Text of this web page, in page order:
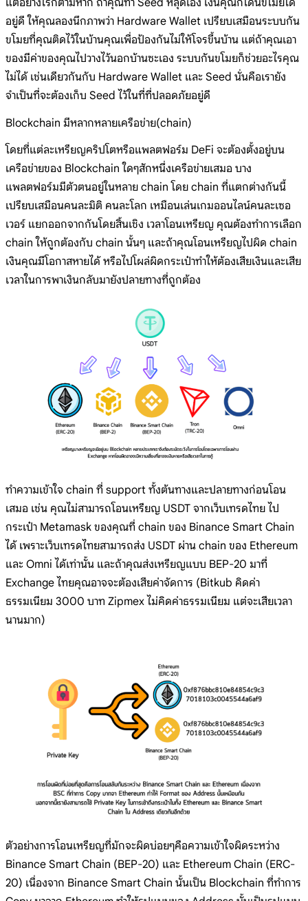
แต่อย่างไรก็ตามหาก ถ้าคุณทำ Seed หลุดเอง เงินคุณก็โดนขโมยได้
อยู่ดี ให้คุณลองนึกภาพว่า Hardware Wallet เปรียบเสมือนระบบกัน
ขโมยที่คุณติดไว้ในบ้านคุณเพื่อป้องกันไม่ให้โจรขึ้นบ้าน แต่ถ้าคุณเอา
ของมีค่าของคุณไปวางไว้นอกบ้านซะเอง ระบบกันขโมยก็ช่วยอะไรคุณ
ไม่ได้ เช่นเดียวกันกับ Hardware Wallet และ Seed นั่นคือเรายัง
จำเป็นที่จะต้องเก็บ Seed ไว้ในที่ที่ปลอดภัยอยู่ดี
Blockchain มีหลากหลายเครือข่าย(chain)
โดยที่แต่ละเหรียญคริปโตหรือแพลตฟอร์ม DeFi จะต้องตั้งอยู่บน
เครือข่ายของ Blockchain ใดๆสักหนึ่งเครือข่ายเสมอ บาง
แพลตฟอร์มมีตัวตนอยู่ในหลาย chain โดย chain ที่แตกต่างกันนี้
เปรียบเสมือนคนละมิติ คนละโลก เหมือนเล่นเกมออนไลน์คนละเซอ
เวอร์ แยกออกจากกันโดยสิ้นเชิง เวลาโอนเหรียญ คุณต้องทำการเลือก
chain ให้ถูกต้องกับ chain นั้นๆ และถ้าคุณโอนเหรียญไปผิด chain
เงินคุณมีโอกาสหายได้ หรือไปโผล่ผิดกระเป๋าทำให้ต้องเสียเงินและเสีย
เวลาในการพาเงินกลับมายังปลายทางที่ถูกต้อง
ทำความเข้าใจ chain ที่ support ทั้งต้นทางและปลายทางก่อนโอน
เสมอ เช่น คุณไม่สามารถโอนเหรียญ USDT จากเว็บเทรดไทย ไป
กระเป๋า Metamask ของคุณที่ chain ของ Binance Smart Chain
ได้ เพราะเว็บเทรดไทยสามารถส่ง USDT ผ่าน chain ของ Ethereum
และ Omni ได้เท่านั้น และถ้าคุณส่งเหรียญแบบ BEP-20 มาที่
Exchange ไทยคุณอาจจะต้องเสียค่าจัดการ (Bitkub คิดค่า
ธรรมเนียม 3000 บาท Zipmex ไม่คิดค่าธรรมเนียม แต่จะเสียเวลา
นานมาก)
ตัวอย่างการโอนเหรียญที่มักจะผิดบ่อยๆคือความเข้าใจผิดระหว่าง
Binance Smart Chain (BEP-20) และ Ethereum Chain (ERC-
20) เนื่องจาก Binance Smart Chain นั้นเป็น Blockchain ที่ทำการ